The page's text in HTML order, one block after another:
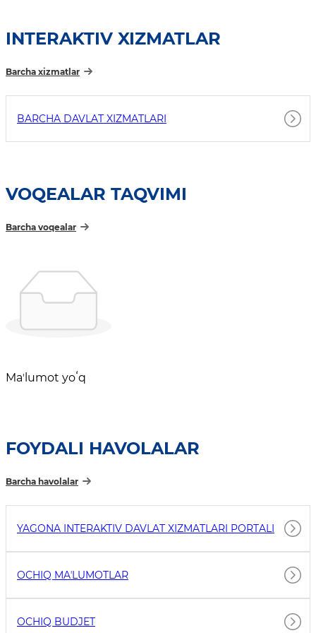
INTERAKTIV XIZMATLAR
Barcha xizmatlar
BARCHA DAVLAT XIZMATLARI
VOQEALAR TAQVIMI
Barcha voqealar
Maʼlumot yoʻq
FOYDALI HAVOLALAR
Barcha havolalar
YAGONA INTERAKTIV DAVLAT XIZMATLARI PORTALI
OCHIQ MAʼLUMOTLAR
OCHIQ BUDJET